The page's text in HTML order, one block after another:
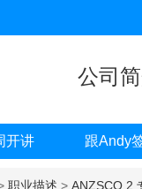
公司
开讲 跟Andy
职业描述 > ANZSCO 2